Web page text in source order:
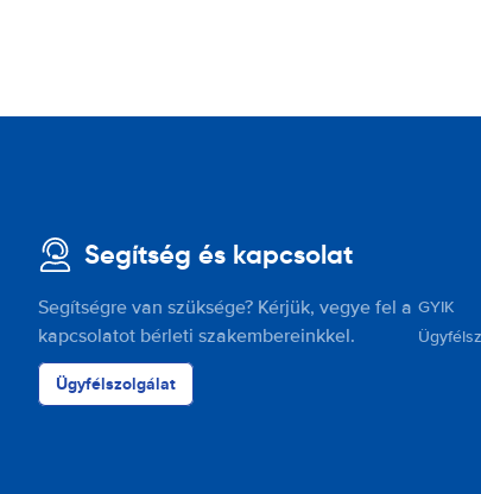
Segítség és kapcsolat
Segítségre van szüksége? Kérjük, vegye fel a
kapcsolatot bérleti szakembereinkkel.
Ügyfélszolgálat
GYIK